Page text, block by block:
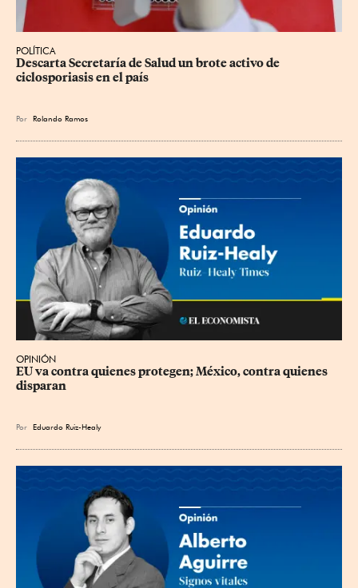
POLÍTICA
Descarta Secretaría de Salud un brote activo de
ciclosporiasis en el país
Por Rolando Ramos
OPINIÓN
EU va contra quienes protegen; México, contra quienes
disparan
Por Eduardo Ruiz-Healy